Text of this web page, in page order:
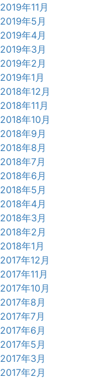
2019年11月
2019年5月
2019年4月
2019年3月
2019年2月
2019年1月
2018年12月
2018年11月
2018年10月
2018年9月
2018年8月
2018年7月
2018年6月
2018年5月
2018年4月
2018年3月
2018年2月
2018年1月
2017年12月
2017年11月
2017年10月
2017年8月
2017年7月
2017年6月
2017年5月
2017年3月
2017年2月